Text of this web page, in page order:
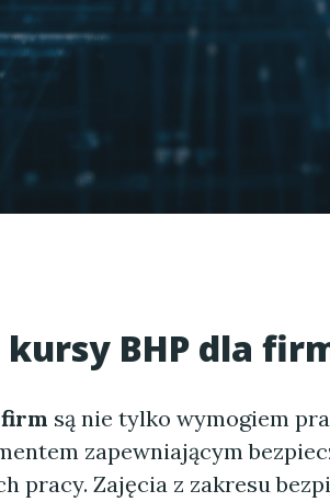
kursy BHP dla
firm są nie tylko wymogiem
zapewniającym
pracy. Zajęcia z zakresu